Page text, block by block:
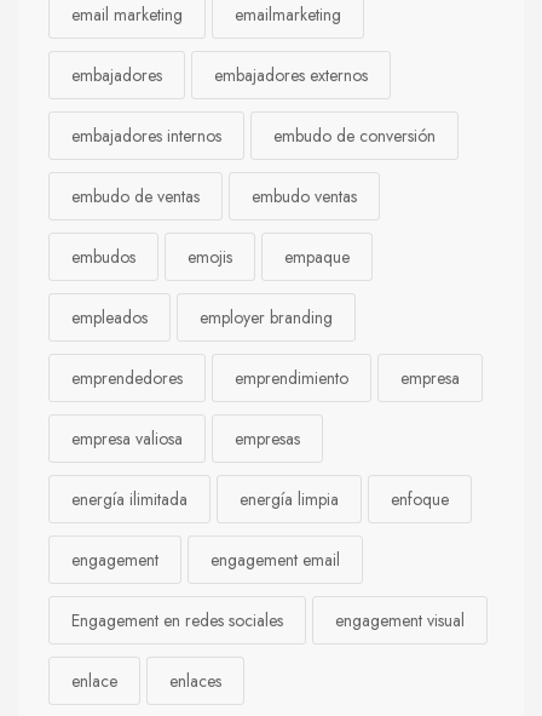
email marketing emailmarketing
embajadores embajadores externos
embajadores internos embudo de conversión
embudo de ventas embudo ventas
embudos emojis empaque
empleados employer branding
emprendedores emprendimiento empresa
empresa valiosa empresas
energía ilimitada energía limpia enfoque
engagement engagement email
Engagement en redes sociales engagement visual
enlace enlaces